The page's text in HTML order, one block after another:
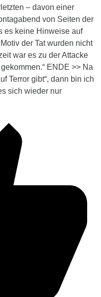
– davon einer
von Seiten der
es keine Hinweise auf
der Tat wurden nicht
war es zu der Attacke
ENDE >> Na
Terror gibt“, dann bin ich
sich wieder nur